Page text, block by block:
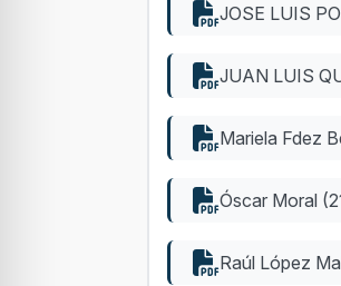
JOSE LUIS
JUAN LUIS
Mariela Fdez
Óscar Moral
Raúl López